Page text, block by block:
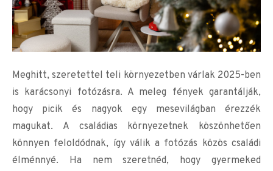
Meghitt, szeretettel teli környezetben várlak 2025-ben
is karácsonyi fotózásra. A meleg fények garantálják,
hogy picik és nagyok egy mesevilágban érezzék
magukat. A családias környezetnek köszönhetően
könnyen feloldódnak, így válik a fotózás közös családi
élménnyé. Ha nem szeretnéd, hogy gyermeked